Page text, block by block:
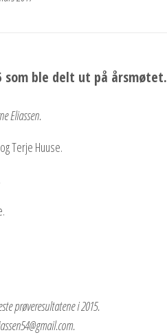
som ble delt ut på årsmøtet.
Eliassen.
Terje Huuse.
prøveresultatene i 2015.